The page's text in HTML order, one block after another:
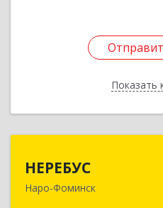
Показать
НЕРЕБУС
Наро-Фоминск
143302, Московская